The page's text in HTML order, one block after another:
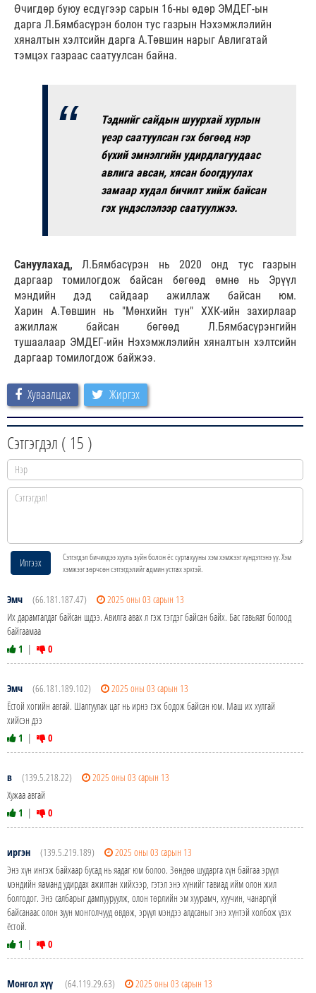
Өчигдөр буюу есдүгээр сарын 16-ны өдөр ЭМДЕГ-ын
дарга Л.Бямбасүрэн болон тус газрын Нэхэмжлэлийн
хяналтын хэлтсийн дарга А.Төвшин нарыг Авлигатай
тэмцэх газраас саатуулсан байна.
Тэднийг сайдын шуурхай хурлын
үеэр саатуулсан гэх бөгөөд нэр
бүхий эмнэлгийн удирдлагуудаас
авлига авсан, хясан боогдуулах
замаар худал бичилт хийж байсан
гэх үндэслэлээр саатуулжээ.
Сануулахад, Л.Бямбасүрэн нь 2020 онд тус газрын
даргаар томилогдож байсан бөгөөд өмнө нь Эрүүл
мэндийн дэд сайдаар ажиллаж байсан юм.
Харин А.Төвшин нь "Мөнхийн тун" ХХК-ийн захирлаар
ажиллаж байсан бөгөөд Л.Бямбасүрэнгийн
тушаалаар ЭМДЕГ-ийн Нэхэмжлэлийн хяналтын хэлтсийн
даргаар томилогдож байжээ.
Хуваалцах Жиргэх
Сэтгэгдэл ( 15 )
Илгээх
Сэтгэгдэл бичихдээ хууль зүйн болон ёс суртахууны хэм хэмжээг хүндэтгэнэ үү. Хэм
хэмжээг зөрчсөн сэтгэгдэлийг админ устгах эрхтэй.
Эмч (66.181.187.47)
2025 оны 03 сарын 13
Их дарамталдаг байсан шдээ. Авилга авах л гэж тэгдэг байсан байх. Бас гавьяат болоод
байгаамаа
1 | 0
Эмч (66.181.189.102)
2025 оны 03 сарын 13
Ёстой хогийн авгай. Шалгуулах цаг нь ирнэ гэж бодож байсан юм. Маш их хулгай
хийсэн дээ
1 | 0
в (139.5.218.22)
2025 оны 03 сарын 13
Хужаа авгай
1 | 0
иргэн (139.5.219.189)
2025 оны 03 сарын 13
Энэ хүн ингэж байхаар бусад нь яадаг юм болоо. Зөндөө шударга хүн байгаа эрүүл
мэндийн яаманд удирдах ажилтан хийхээр, гэтэл энэ хүнийг тавиад ийм олон жил
болгодог. Энэ салбарыг дампууруулж, олон төрлийн эм хуурамч, хуучин, чанаргүй
байсанаас олон зуун монголчууд өвдөж, эрүүл мэндээ алдсаныг энэ хүнтэй холбож үзэх
ёстой.
1 | 0
Монгол хүү (64.119.29.63)
2025 оны 03 сарын 13